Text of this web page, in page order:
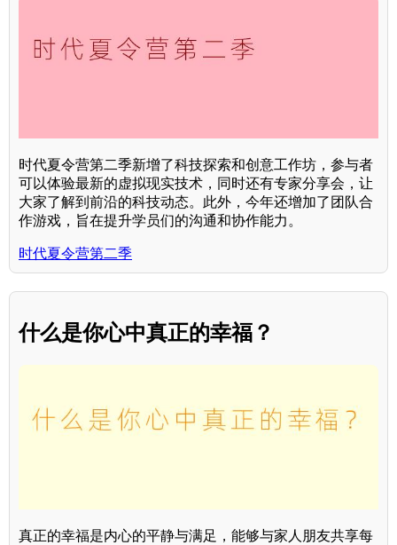
时代夏令营第二季新增了科技探索和创意工作坊，参与者
可以体验最新的虚拟现实技术，同时还有专家分享会，让
大家了解到前沿的科技动态。此外，今年还增加了团队合
作游戏，旨在提升学员们的沟通和协作能力。
时代夏令营第二季
什么是你心中真正的幸福？
真正的幸福是内心的平静与满足，能够与家人朋友共享每